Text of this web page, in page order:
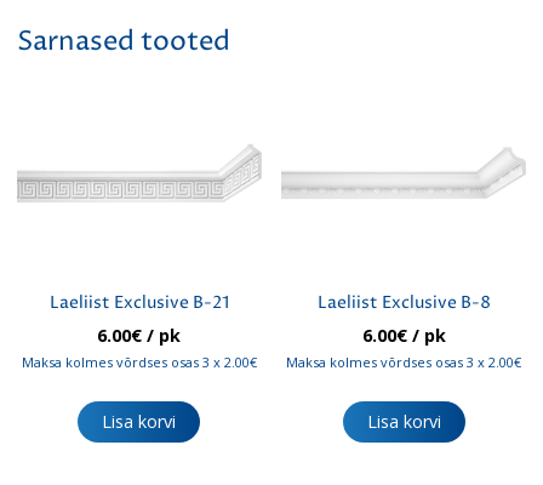
Sarnased tooted
Laeliist Exclusive B-21
6.00€ / pk
Maksa kolmes võrdses osas 3 x 2.00€
Lisa korvi
Laeliist Exclusive B-8
6.00€/ pk
Maksa kolmes võrdses osas 3 x 2.00€
Lisa korvi